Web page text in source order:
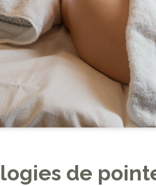
de